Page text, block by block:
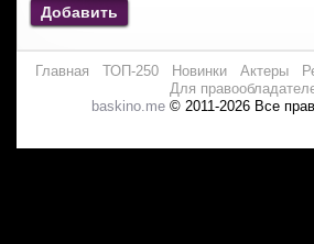
Добавить
Главная ТОП-250 Новинки Актеры
Для
baskino.me© 2011-2026 Все